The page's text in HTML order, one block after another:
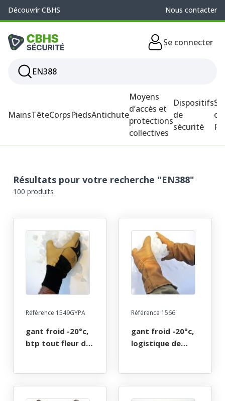
Découvrir CBHS Nous contacter
Se connecter
MainsTêteCorpsPiedsAntichute
Moyens
d’accès et
protections
collectives
Dispositifs
de
sécurité
Résultats pour votre recherche "EN388"
100 produits
Référence 1549GYPA
gant froid -20°c,
btp tout fleur de
Référence 1566
gant froid -20°c,
logistique de